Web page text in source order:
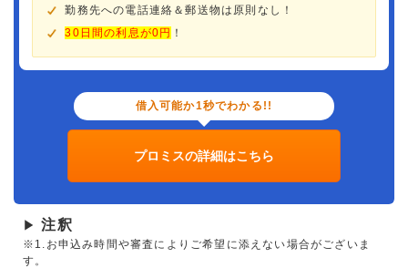
勤務先への電話連絡＆郵送物は原則なし！
30日間の利息が0円 ！
借入可能か1秒でわかる!!
プロミスの詳細はこちら
▶ 注釈
※1.お申込み時間や審査によりご希望に添えない場合がございま
す。